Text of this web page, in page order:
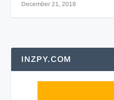
December 21, 2018
INZPY.COM